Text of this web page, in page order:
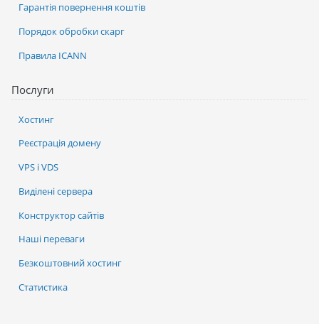
Послуги
Хостинг
Реєстрація домену
VPS і VDS
Виділені сервера
Конструктор сайтів
Наші переваги
Безкоштовний хостинг
Статистика
Гарантія повернення коштів
Порядок обробки скарг
Правила ICANN